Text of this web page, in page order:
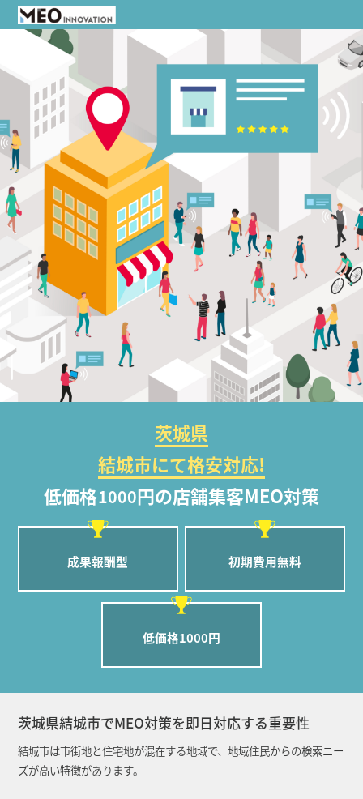
茨城県
結城市にて格安対応!
低価格1000円の店舗集客MEO対策
成果報酬型 初期費用無料
低価格1000円
茨城県結城市でMEO対策を即日対応する重要性
結城市は市街地と住宅地が混在する地域で、地域住民からの検索ニー
ズが高い特徴があります。